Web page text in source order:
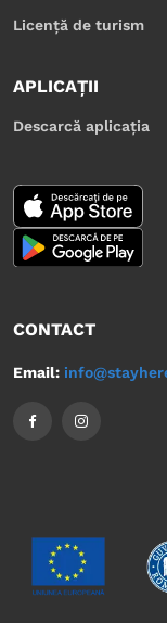
Licență de turism
APLICAȚII
Descarcă aplicația
CONTACT
Email: